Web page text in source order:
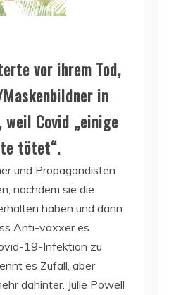
vor ihrem Tod,
in
weil Covid „einige
tötet“.
und Propagandisten
nachdem sie die
haben und dann
Anti-vaxxer es
19-Infektion zu
es Zufall, aber
dahinter. Julie Powell